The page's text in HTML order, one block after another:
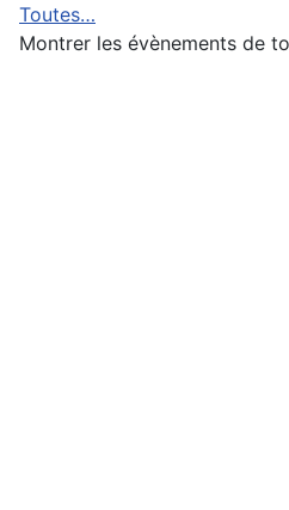
Toutes…
Montrer les évènements de